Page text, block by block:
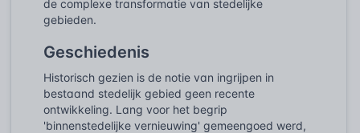
de complexe transformatie van stedelijke
gebieden.
Geschiedenis
Historisch gezien is de notie van ingrijpen in
bestaand stedelijk gebied geen recente
ontwikkeling. Lang voor het begrip
'binnenstedelijke vernieuwing' gemeengoed werd,